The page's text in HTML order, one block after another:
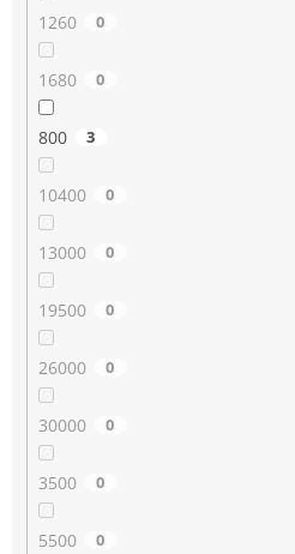
1260 0
1680 0
800 3
10400 0
13000 0
19500 0
26000 0
30000 0
3500 0
5500 0